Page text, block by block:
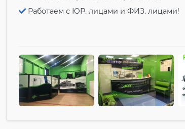
Работаем с ЮР. лицами и ФИЗ. лицами!